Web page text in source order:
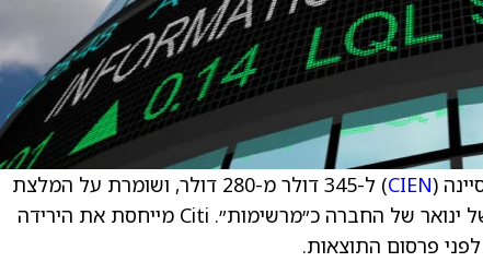
(
CIEN
) ל-345 דולר מ-280 דולר, ושומרת על המלצת
קנייה למניה. הפירמה רואה את תוצאות הרבעון של ינואר של החברה כ״מרשימות״. Citi מייחסת את הירידה
פרסום התוצאות.